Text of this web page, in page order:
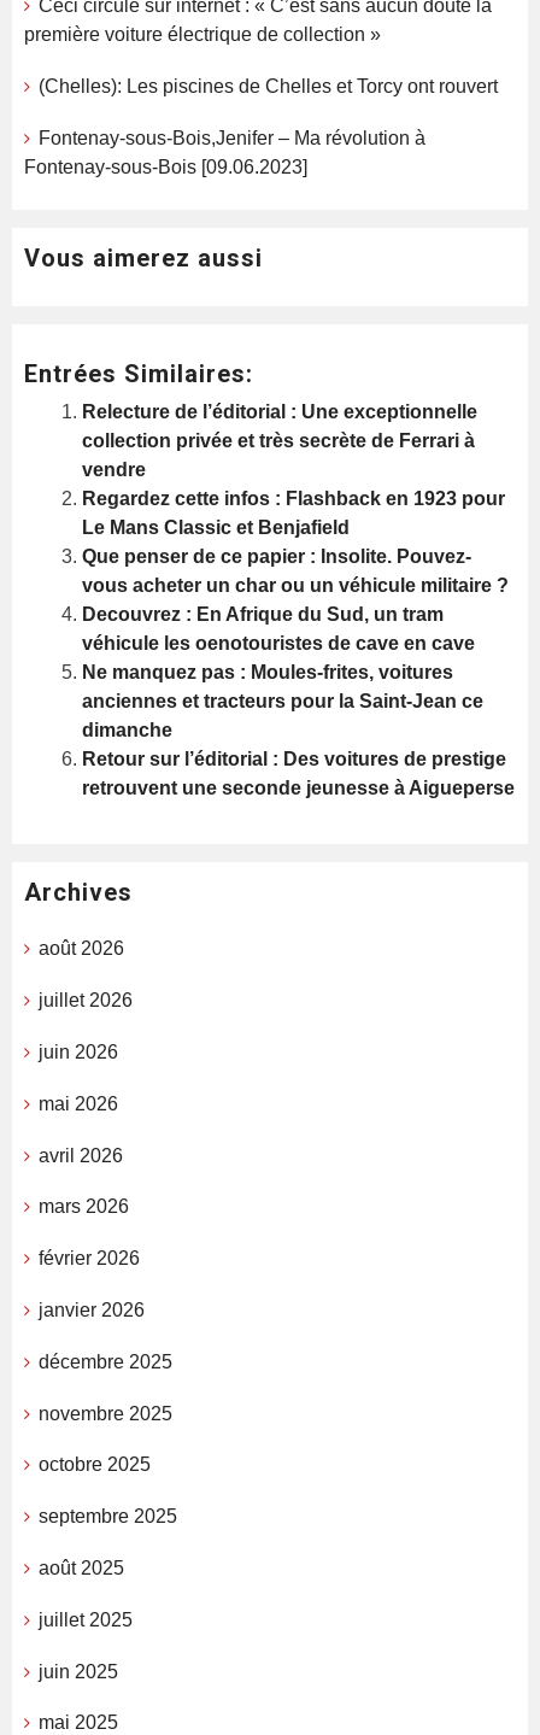
Ceci circule sur internet : « C’est sans aucun doute la
première voiture électrique de collection »
(Chelles): Les piscines de Chelles et Torcy ont rouvert
Fontenay-sous-Bois,Jenifer – Ma révolution à
Fontenay-sous-Bois [09.06.2023]
Vous aimerez aussi
Entrées Similaires:
Relecture de l’éditorial : Une exceptionnelle
collection privée et très secrète de Ferrari à
vendre
Regardez cette infos : Flashback en 1923 pour
Le Mans Classic et Benjafield
Que penser de ce papier : Insolite. Pouvez-
vous acheter un char ou un véhicule militaire ?
Decouvrez : En Afrique du Sud, un tram
véhicule les oenotouristes de cave en cave
Ne manquez pas : Moules-frites, voitures
anciennes et tracteurs pour la Saint-Jean ce
dimanche
Retour sur l’éditorial : Des voitures de prestige
retrouvent une seconde jeunesse à Aigueperse
Archives
août 2026
juillet 2026
juin 2026
mai 2026
avril 2026
mars 2026
février 2026
janvier 2026
décembre 2025
novembre 2025
octobre 2025
septembre 2025
août 2025
juillet 2025
juin 2025
mai 2025